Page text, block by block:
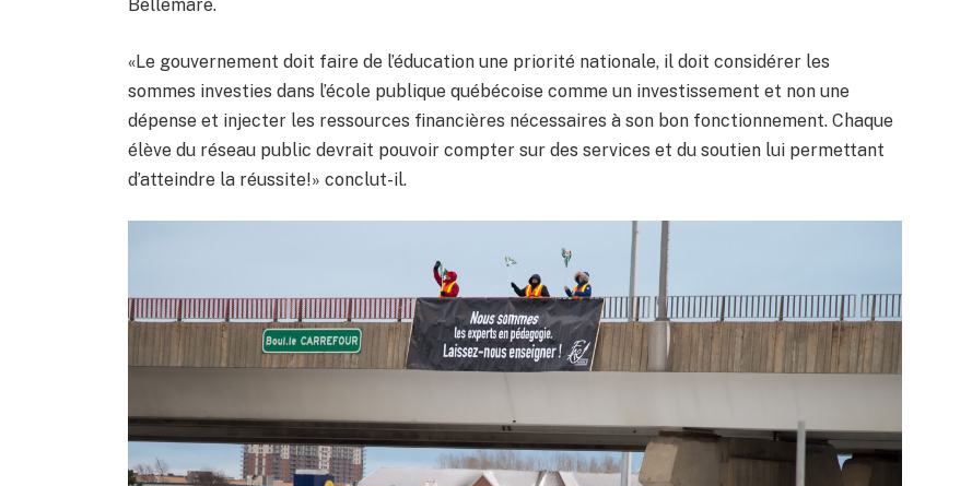
Bellemare.
«Le gouvernement doit faire de l’éducation une priorité nationale, il doit considérer les
sommes investies dans l’école publique québécoise comme un investissement et non une
dépense et injecter les ressources financières nécessaires à son bon fonctionnement. Chaque
élève du réseau public devrait pouvoir compter sur des services et du soutien lui permettant
d’atteindre la réussite!» conclut-il.